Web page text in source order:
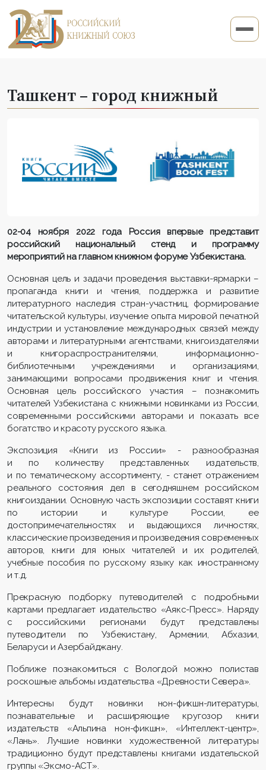
Ташкент – город книжный
02-04 ноября 2022 года Россия впервые представит
российский национальный стенд и программу
мероприятий на главном книжном форуме Узбекистана.
Основная цель и задачи проведения выставки-ярмарки –
пропаганда книги и чтения, поддержка и развитие
литературного наследия стран-участниц, формирование
читательской культуры, изучение опыта мировой печатной
индустрии и установление международных связей между
авторами и литературными агентствами, книгоиздателями
и книгораспространителями, информационно-
библиотечными учреждениями и организациями,
занимающими вопросами продвижения книг и чтения.
Основная цель российского участия – познакомить
читателей Узбекистана с книжными новинками из России,
современными российскими авторами и показать все
богатство и красоту русского языка.
Экспозиция «Книги из России» - разнообразная
и по количеству представленных издательств,
и по тематическому ассортименту, - станет отражением
реального состояния дел в сегодняшнем российском
книгоиздании. Основную часть экспозиции составят книги
по истории и культуре России, ее
достопримечательностях и выдающихся личностях,
классические произведения и произведения современных
авторов, книги для юных читателей и их родителей,
учебные пособия по русскому языку как иностранному
и т.д.
Прекрасную подборку путеводителей с подробными
картами предлагает издательство «Аякс-Пресс». Наряду
с российскими регионами будут представлены
путеводители по Узбекистану, Армении, Абхазии,
Беларуси и Азербайджану.
Поближе познакомиться с Вологдой можно полистав
роскошные альбомы издательства «Древности Севера».
Интересны будут новинки нон-фикшн-литературы,
познавательные и расширяющие кругозор книги
издательств «Альпина нон-фикшн», «Интеллект-центр»,
«Лань». Лучшие новинки художественной литературы
традиционно будут представлены книгами издательской
группы «Эксмо-АСТ».